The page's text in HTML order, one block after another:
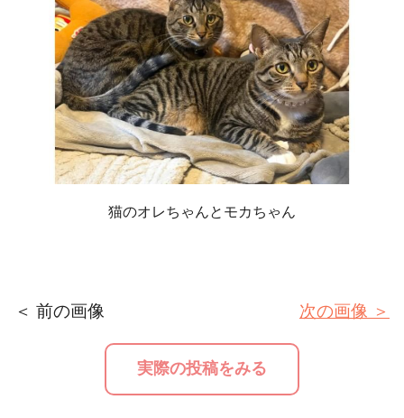
猫のオレちゃんとモカちゃん
＜ 前の画像
実際の投稿をみる
次の画像 ＞